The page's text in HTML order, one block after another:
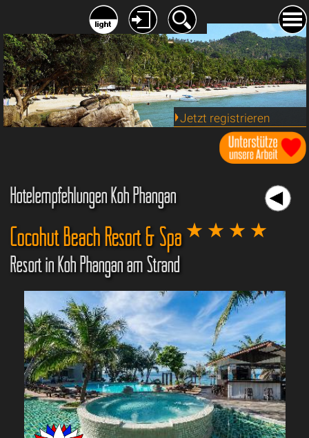
Jetzt registrieren
Hotelempfehlungen Koh Phangan
Cocohut Beach Resort & Spa
Resort in Koh Phangan am Strand